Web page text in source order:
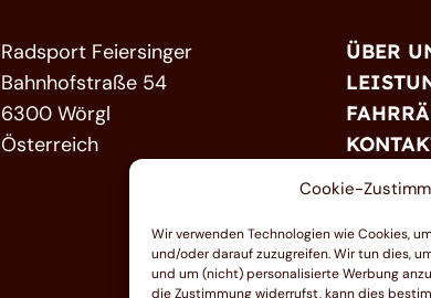
Cookie-
Wir verwenden Technologien wie Cookies,
und/oder darauf zuzugreifen. Wir tun dies,
und um (nicht) personalisierte Werbung
die Zustimmung widerrufst, kann dies
Radsport Feiersinger
Bahnhofstraße 54
6300 Wörgl
Österreich
ÜBER